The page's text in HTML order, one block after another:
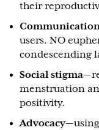
their
users. NO
condescending
Social stigma—
menstruation
positivity.
Advocacy—